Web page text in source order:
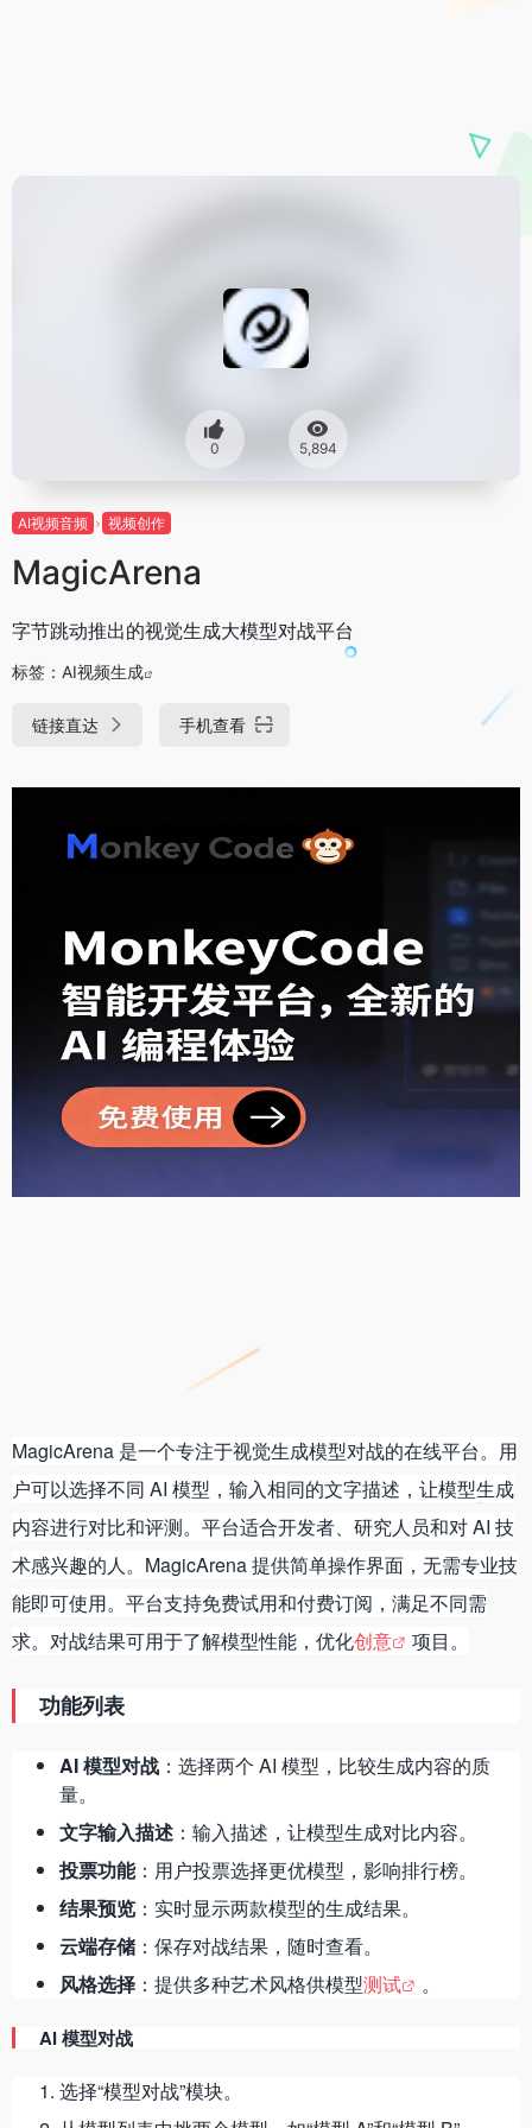
0 5,894
AI视频音频 视频创作
MagicArena
字节跳动推出的视觉生成大模型对战平台
标签： AI视频生成
链接直达 手机查看
MagicArena 是一个专注于视觉生成模型对战的在线平台。用
户可以选择不同 AI 模型，输入相同的文字描述，让模型生成
内容进行对比和评测。平台适合开发者、研究人员和对 AI 技
术感兴趣的人。MagicArena 提供简单操作界面，无需专业技
能即可使用。平台支持免费试用和付费订阅，满足不同需
求。对战结果可用于了解模型性能，优化创意 项目。
功能列表
AI 模型对战 ：选择两个 AI 模型，比较生成内容的质
量。
文字输入描述 ：输入描述，让模型生成对比内容。
投票功能：用户投票选择更优模型，影响排行榜。
结果预览 ：实时显示两款模型的生成结果。
云端存储 ：保存对战结果，随时查看。
风格选择 ：提供多种艺术风格供模型测试 。
AI 模型对战
选择“模型对战”模块。